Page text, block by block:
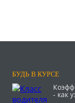
БУДЬ В КУРСЕ
- как